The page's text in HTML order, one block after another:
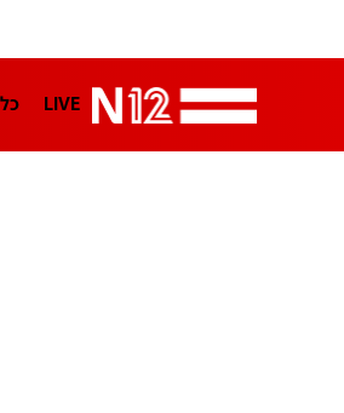
LIVE